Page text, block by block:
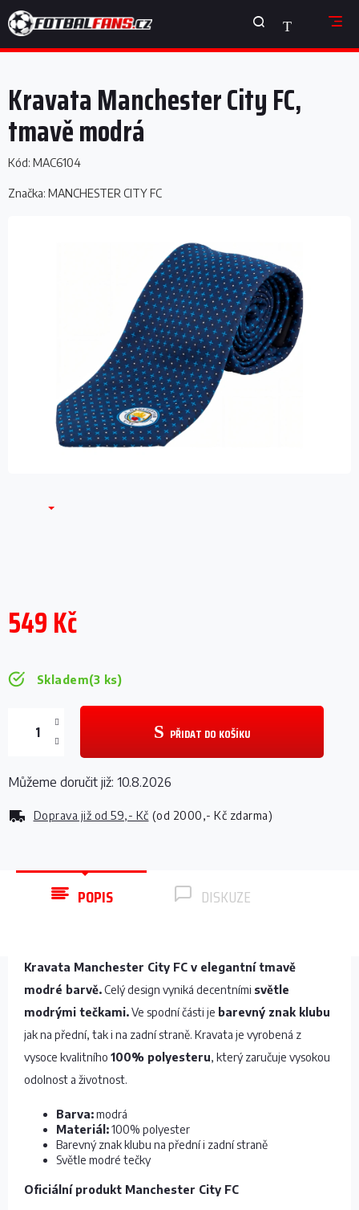
na
obsah
NÁKUPNÍ
KOŠÍK
Kravata Manchester City FC,
tmavě modrá
Kód: MAC6104
Značka: MANCHESTER CITY FC
549 Kč
Skladem(3 ks)
Doprava již od 59,- Kč (od 2000,- Kč zdarma)
PŘIDAT DO KOŠÍKU
Můžeme doručit již: 10.8.2026
POPIS DISKUZE
Kravata Manchester City FC v elegantní tmavě
modré barvě.Celý design vyniká decentními světle
modrými tečkami.Ve spodní části je barevný znak klubu
jak na přední, tak i na zadní straně. Kravata je vyrobená z
vysoce kvalitního 100% polyesteru, který zaručuje vysokou
odolnost a životnost.
Barva:modrá
Materiál:100% polyester
Barevný znak klubu na přední i zadní straně
Světle modré tečky
Oficiální produkt Manchester City FC